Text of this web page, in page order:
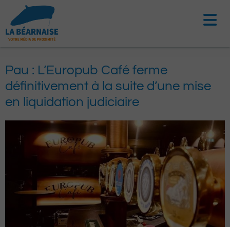
contenu
Pau : L’Europub Café ferme
définitivement à la suite d’une mise
en liquidation judiciaire